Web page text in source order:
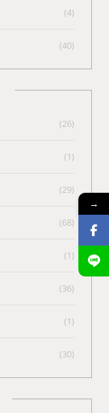
(4)
(40)
(26)
(1)
(29)
(68)
(1)
(36)
(1)
(30)
→